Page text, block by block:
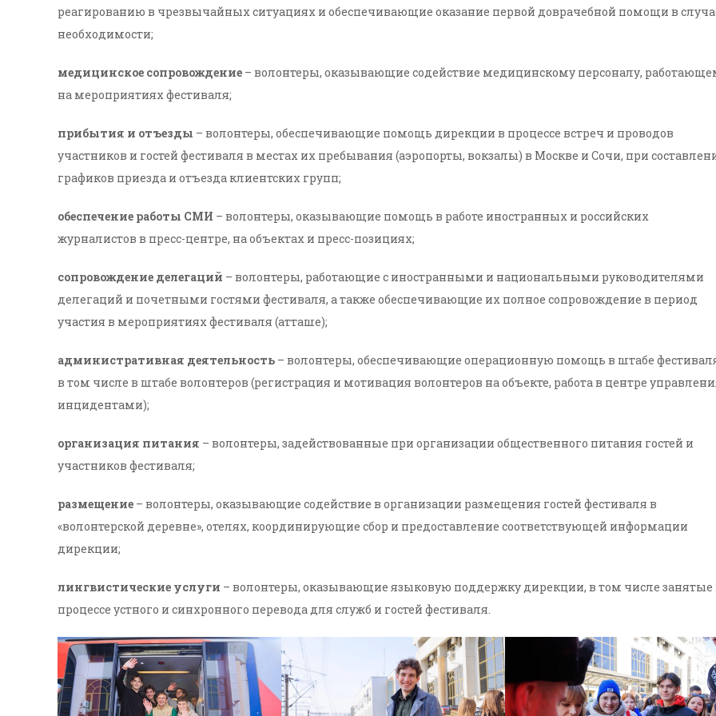
реагированию в чрезвычайных ситуациях и обеспечивающие оказание первой доврачебной помощи в
необходимости;
медицинское сопровождение – волонтеры, оказывающие содействие медицинскому персоналу,
на мероприятиях фестиваля;
прибытия и отъезды – волонтеры, обеспечивающие помощь дирекции в процессе встреч и проводов
участников и гостей фестиваля в местах их пребывания (аэропорты, вокзалы) в Москве и Сочи, при
графиков приезда и отъезда клиентских групп;
обеспечение работы СМИ – волонтеры, оказывающие помощь в работе иностранных и российских
журналистов в пресс-центре, на объектах и пресс-позициях;
сопровождение делегаций – волонтеры, работающие с иностранными и национальными руководителями
делегаций и почетными гостями фестиваля, а также обеспечивающие их полное сопровождение в период
участия в мероприятиях фестиваля (атташе);
административная деятельность – волонтеры, обеспечивающие операционную помощь в штабе
в том числе в штабе волонтеров (регистрация и мотивация волонтеров на объекте, работа в центре
инцидентами);
организация питания – волонтеры, задействованные при организации общественного питания гостей и
участников фестиваля;
размещение – волонтеры, оказывающие содействие в организации размещения гостей фестиваля в
«волонтерской деревне», отелях, координирующие сбор и предоставление соответствующей информации
дирекции;
лингвистические услуги – волонтеры, оказывающие языковую поддержку дирекции, в том числе занятые
процессе устного и синхронного перевода для служб и гостей фестиваля.